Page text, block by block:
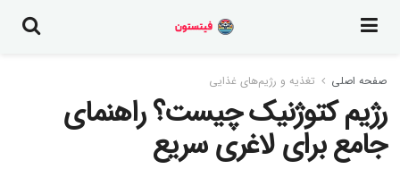
صفحه اصلی تغذیه و رژیم‌های غذایی
رژیم کتوژنیک چیست؟ راهنمای
جامع برای لاغری سریع